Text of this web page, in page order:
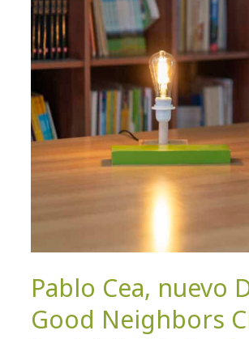
Pablo Cea, nuevo
Good Neighbors
Ejecutivo
de
Good
Chile